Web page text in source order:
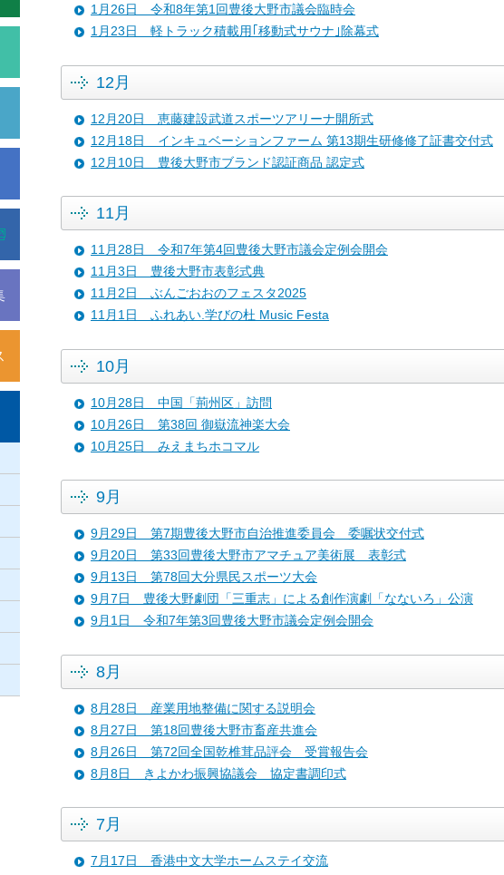
1月26日 令和8年第1回豊後大野市議会臨時会
1月23日 軽トラック積載用｢移動式サウナ｣除幕式
12月
12月20日 恵藤建設武道スポーツアリーナ開所式
12月18日 インキュベーションファーム 第13期生研修修了証書交付式
12月10日 豊後大野市ブランド認証商品 認定式
11月
11月28日 令和7年第4回豊後大野市議会定例会開会
11月3日 豊後大野市表彰式典
11月2日 ぶんごおおのフェスタ2025
11月1日 ふれあい.学びの杜 Music Festa
10月
10月28日 中国「荊州区」訪問
10月26日 第38回 御嶽流神楽大会
10月25日 みえまちホコマル
9月
9月29日 第7期豊後大野市自治推進委員会 委嘱状交付式
9月20日 第33回豊後大野市アマチュア美術展 表彰式
9月13日 第78回大分県民スポーツ大会
9月7日 豊後大野劇団「三重志」による創作演劇「なないろ」公演
9月1日 令和7年第3回豊後大野市議会定例会開会
8月
8月28日 産業用地整備に関する説明会
8月27日 第18回豊後大野市畜産共進会
8月26日 第72回全国乾椎茸品評会 受賞報告会
8月8日 きよかわ振興協議会 協定書調印式
7月
7月17日 香港中文大学ホームステイ交流